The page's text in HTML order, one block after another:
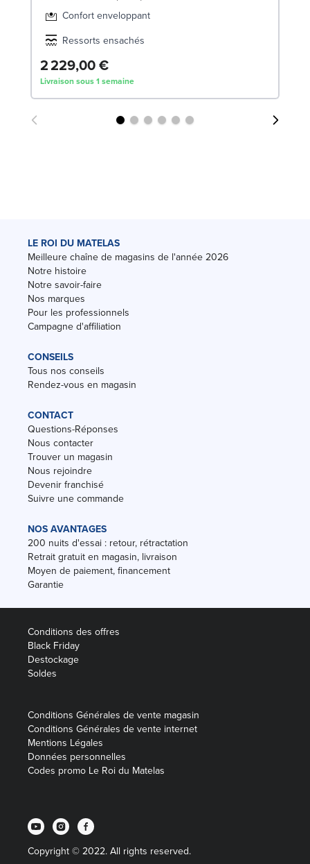
Confort enveloppant
Ressorts ensachés
2 229,00 €
Livraison sous 1 semaine
LE ROI DU MATELAS
Meilleure chaîne de magasins de l'année 2026
Notre histoire
Notre savoir-faire
Nos marques
Pour les professionnels
Campagne d'affiliation
CONSEILS
Tous nos conseils
Rendez-vous en magasin
CONTACT
Questions-Réponses
Nous contacter
Trouver un magasin
Nous rejoindre
Devenir franchisé
Suivre une commande
NOS AVANTAGES
200 nuits d'essai : retour, rétractation
Retrait gratuit en magasin, livraison
Moyen de paiement, financement
Garantie
Conditions des offres
Black Friday
Destockage
Soldes
Conditions Générales de vente magasin
Conditions Générales de vente internet
Mentions Légales
Données personnelles
Codes promo Le Roi du Matelas
Copyright © 2022. All rights reserved.